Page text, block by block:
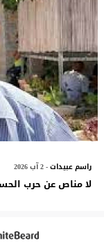
راسم عبيدات- 2 آب 2026
لا مناص عن حرب